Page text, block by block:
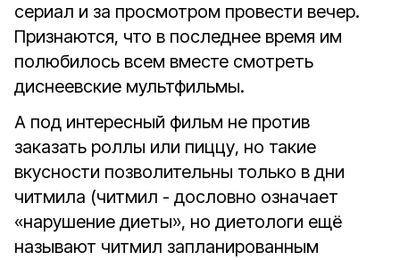
сериал и за просмотром провести вечер.
Признаются, что в последнее время им
полюбилось всем вместе смотреть
диснеевские мультфильмы.
А под интересный фильм не против
заказать роллы или пиццу, но такие
вкусности позволительны только в дни
читмила (читмил - дословно означает
«нарушение диеты», но диетологи ещё
называют читмил запланированным